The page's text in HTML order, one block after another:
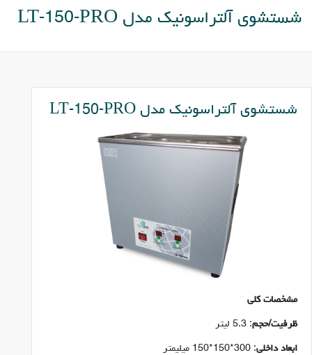
شستشوی آلتراسونیک مدل LT-150-PRO
شستشوی آلتراسونیک مدل LT-150-PRO
مشخصات کلی
ظرفیت/حجم: 5.3 لیتر
ابعاد داخلی: 300*150*150 میلیمتر